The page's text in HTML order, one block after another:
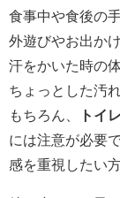
食事中や食後の
外遊びやお出か
汗をかいた時の
ちょっとした汚
もちろん、
トイ
には注意が必要
感を重視したい